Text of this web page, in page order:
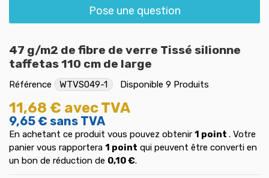
Pose une question
47 g/m2 de fibre de verre Tissé silionne
taffetas 110 cm de large
Référence WTVS049-1 Disponible 9 Produits
11,68 € avec TVA
9,65 € sans TVA
En achetant ce produit vous pouvez obtenir 1 point . Votre
panier vous rapportera 1 point qui peuvent être converti en
un bon de réduction de 0,10 €.